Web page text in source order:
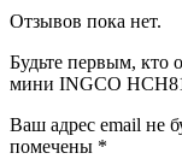
Отзывов пока нет.
Будьте первым, кто
мини INGCO
Ваш адрес email не
помечены *